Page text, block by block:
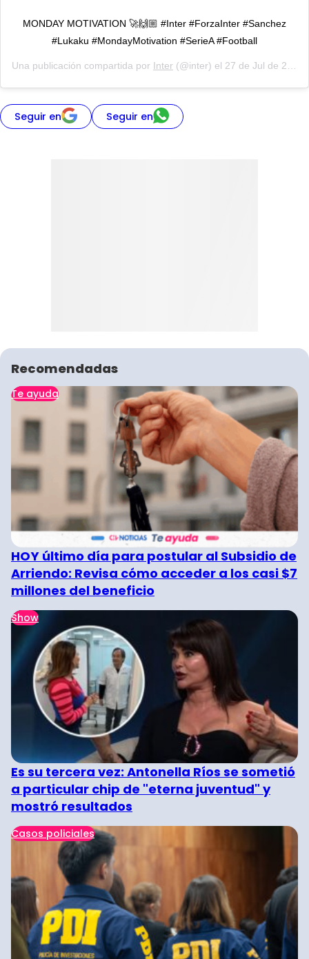
MONDAY MOTIVATION 🚀🙌🏼 #Inter #ForzaInter #Sanchez
#Lukaku #MondayMotivation #SerieA #Football
Una publicación compartida por Inter (@inter) el 27 de Jul de 2020 a las 1:37 PDT
Seguir en Seguir en
Recomendadas
Te ayuda
HOY último día para postular al Subsidio de
Arriendo: Revisa cómo acceder a los casi $7
millones del beneficio
Show
Es su tercera vez: Antonella Ríos se sometió
a particular chip de "eterna juventud" y
mostró resultados
Casos policiales